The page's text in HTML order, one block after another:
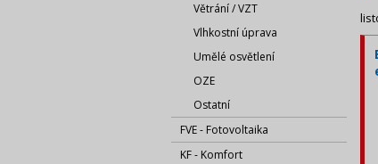
Větrání / VZT
Vlhkostní úprava
Umělé osvětlení
OZE
Ostatní
FVE - Fotovoltaika
KF - Komfort